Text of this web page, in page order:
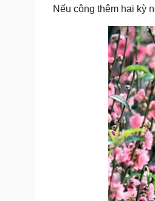
Cây thuốc
Làm đẹp - giảm cân
Phòng mạch online
Ăn sạch sống khỏe
Nếu cộng thêm hai kỳ